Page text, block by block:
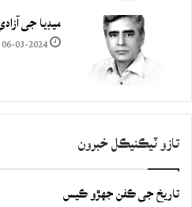
ميڊيا جي
06-03-2024
تازو ٽيڪنيڪل خبرون
تاريخ جي ڪفن جھڙو ڪيس